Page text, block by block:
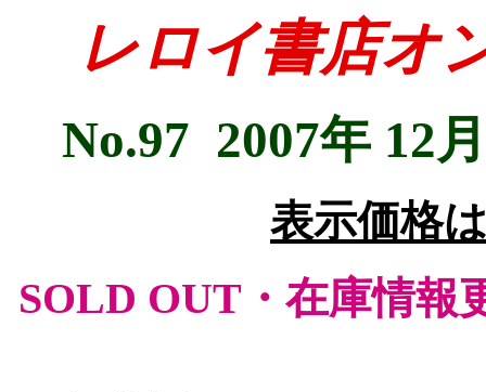
レロイ書店オ
No.97 2007年 12
表示価格
SOLD OUT・在庫情報